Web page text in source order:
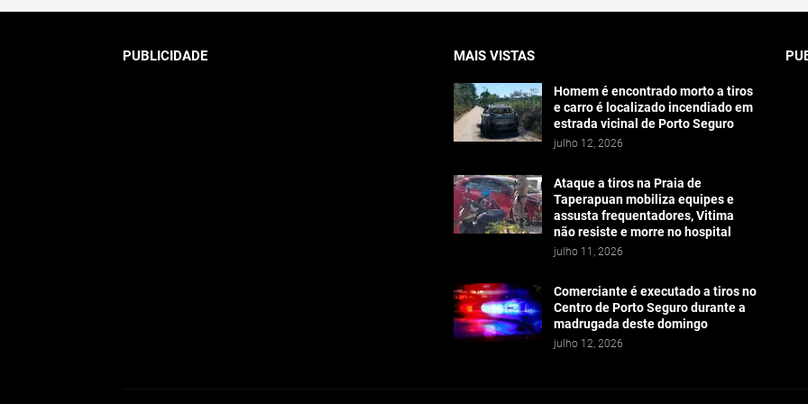
PUBLICIDADE MAIS VISTAS
Homem é encontrado morto a tiros
e carro é localizado incendiado em
estrada vicinal de Porto Seguro
julho 12, 2026
Ataque a tiros na Praia de
Taperapuan mobiliza equipes e
assusta frequentadores, Vitima
não resiste e morre no hospital
julho 11, 2026
Comerciante é executado a tiros no
Centro de Porto Seguro durante a
madrugada deste domingo
julho 12, 2026